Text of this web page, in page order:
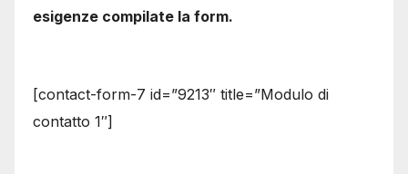
esigenze compilate la form.
[contact-form-7 id=”9213″ title=”Modulo di
contatto 1″]